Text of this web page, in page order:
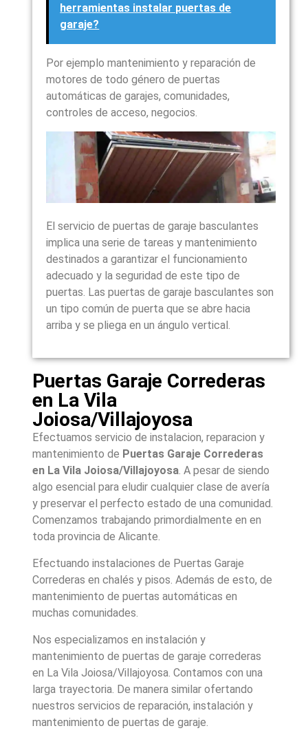
herramientas instalar puertas de
garaje?
Por ejemplo mantenimiento y reparación de
motores de todo género de puertas
automáticas de garajes, comunidades,
controles de acceso, negocios.
El servicio de puertas de garaje basculantes
implica una serie de tareas y mantenimiento
destinados a garantizar el funcionamiento
adecuado y la seguridad de este tipo de
puertas. Las puertas de garaje basculantes son
un tipo común de puerta que se abre hacia
arriba y se pliega en un ángulo vertical.
Puertas Garaje Correderas
en La Vila
Joiosa/Villajoyosa
Efectuamos servicio de instalacion, reparacion y
mantenimiento de Puertas Garaje Correderas
en La Vila Joiosa/Villajoyosa. A pesar de siendo
algo esencial para eludir cualquier clase de avería
y preservar el perfecto estado de una comunidad.
Comenzamos trabajando primordialmente en en
toda provincia de Alicante.
Efectuando instalaciones de Puertas Garaje
Correderas en chalés y pisos. Además de esto, de
mantenimiento de puertas automáticas en
muchas comunidades.
Nos especializamos en instalación y
mantenimiento de puertas de garaje correderas
en La Vila Joiosa/Villajoyosa. Contamos con una
larga trayectoria. De manera similar ofertando
nuestros servicios de reparación, instalación y
mantenimiento de puertas de garaje.